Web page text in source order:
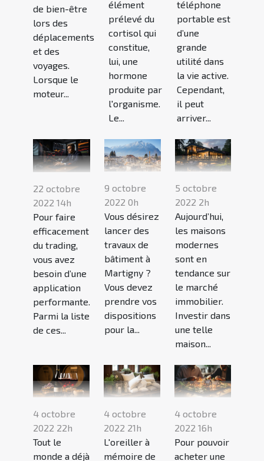
de bien-être
lors des
déplacements
et des
voyages.
Lorsque le
moteur...
élément
prélevé du
cortisol qui
constitue,
lui, une
hormone
produite par
l'organisme.
Le...
téléphone
portable est
d’une
grande
utilité dans
la vie active.
Cependant,
il peut
arriver...
22 octobre
2022 14h
Pour faire
efficacement
du trading,
vous avez
besoin d’une
application
performante.
Parmi la liste
de ces...
9 octobre
2022 0h
Vous désirez
lancer des
travaux de
bâtiment à
Martigny ?
Vous devez
prendre vos
dispositions
pour la...
5 octobre
2022 2h
Aujourd’hui,
les maisons
modernes
sont en
tendance sur
le marché
immobilier.
Investir dans
une telle
maison...
4 octobre
2022 22h
Tout le
monde a déjà
4 octobre
2022 21h
L'oreiller à
mémoire de
4 octobre
2022 16h
Pour pouvoir
acheter une